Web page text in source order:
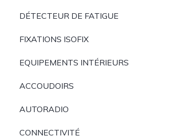
DÉTECTEUR DE FATIGUE
FIXATIONS ISOFIX
EQUIPEMENTS INTÉRIEURS
ACCOUDOIRS
AUTORADIO
CONNECTIVITÉ